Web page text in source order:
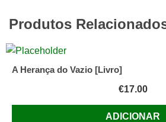
(Guinée-
Bissau)
Produtos
A Herança do Vazio [Livro]
€17.00
ADICIONAR